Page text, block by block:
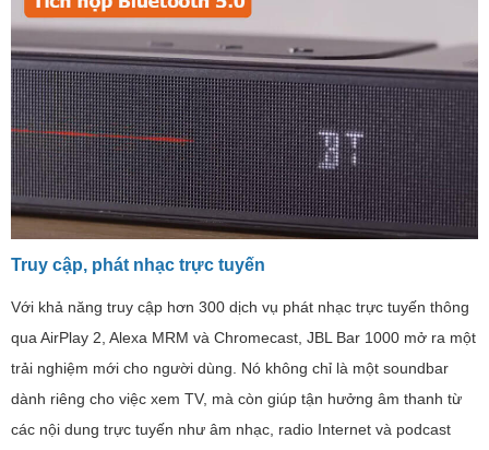
Truy cập, phát nhạc trực tuyến
Với khả năng truy cập hơn 300 dịch vụ phát nhạc trực tuyến thông
qua AirPlay 2, Alexa MRM và Chromecast, JBL Bar 1000 mở ra một
trải nghiệm mới cho người dùng. Nó không chỉ là một soundbar
dành riêng cho việc xem TV, mà còn giúp tận hưởng âm thanh từ
các nội dung trực tuyến như âm nhạc, radio Internet và podcast